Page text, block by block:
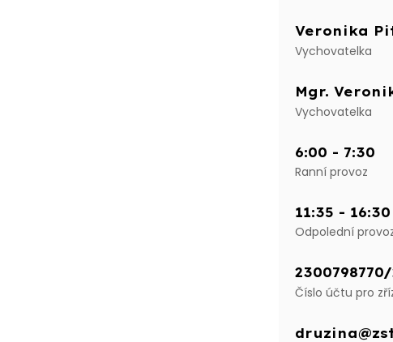
Veronika
Vychovatelka
Mgr.
Vychovatelka
6:00 - 7:30
Ranní provoz
11:35 - 16:30
Odpolední
Číslo účtu pro